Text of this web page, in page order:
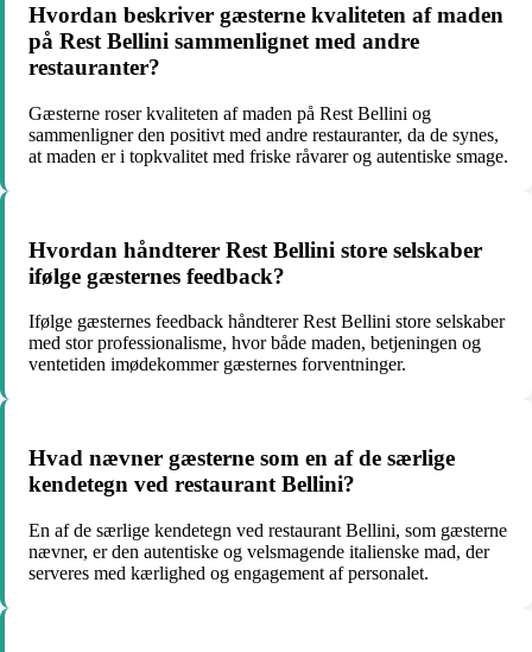
Hvordan beskriver gæsterne kvaliteten af maden
på Rest Bellini sammenlignet med andre
restauranter?
Gæsterne roser kvaliteten af maden på Rest Bellini og
sammenligner den positivt med andre restauranter, da de synes,
at maden er i topkvalitet med friske råvarer og autentiske smage.
Hvordan håndterer Rest Bellini store selskaber
ifølge gæsternes feedback?
Ifølge gæsternes feedback håndterer Rest Bellini store selskaber
med stor professionalisme, hvor både maden, betjeningen og
ventetiden imødekommer gæsternes forventninger.
Hvad nævner gæsterne som en af de særlige
kendetegn ved restaurant Bellini?
En af de særlige kendetegn ved restaurant Bellini, som gæsterne
nævner, er den autentiske og velsmagende italienske mad, der
serveres med kærlighed og engagement af personalet.